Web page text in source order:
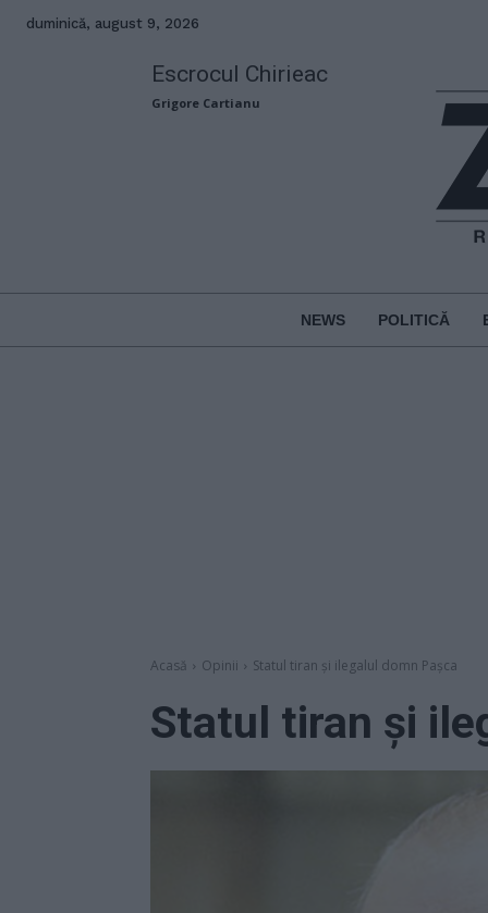
duminică, august 9, 2026
Escrocul Chirieac
Grigore Cartianu
NEWS POLITICĂ
Acasă Opinii Statul tiran și ilegalul domn Pașca
Statul tiran și